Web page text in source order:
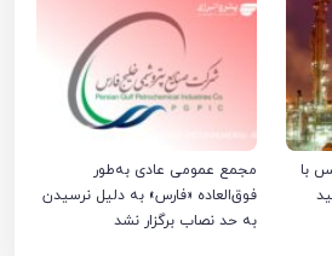
با
مجمع عمومی عادی به‌طور
فوق‌العاده «فارس» به دلیل نرسیدن
به حد نصاب برگزار نشد